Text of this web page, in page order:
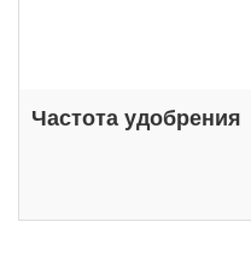
Частота удобрения